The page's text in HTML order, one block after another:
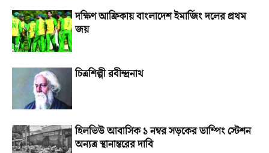
দক্ষিণ আফ্রিকায় বাংলাদেশ ইমার্জিং দলের প্রথম
জয়
চিত্রশিল্পী রবীন্দ্রনাথ
হিলভিউ আবাসিক ১ নম্বর সড়কের ডাম্পিং স্টেশন
অন্যত্র স্থানান্তরের দাবি